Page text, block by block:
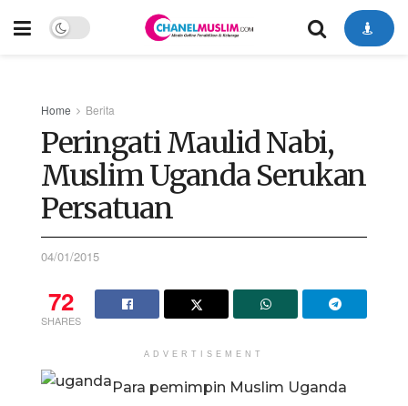
Home Berita
Peringati Maulid Nabi,
Muslim Uganda Serukan
Persatuan
04/01/2015
72
SHARES
ADVERTISEMENT
Para pemimpin Muslim Uganda